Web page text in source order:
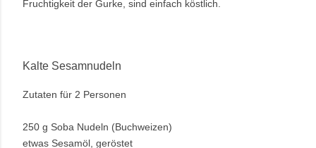
Fruchtigkeit der Gurke, sind einfach köstlich.
Kalte Sesamnudeln
Zutaten für 2 Personen
250 g Soba Nudeln (Buchweizen)
etwas Sesamöl, geröstet